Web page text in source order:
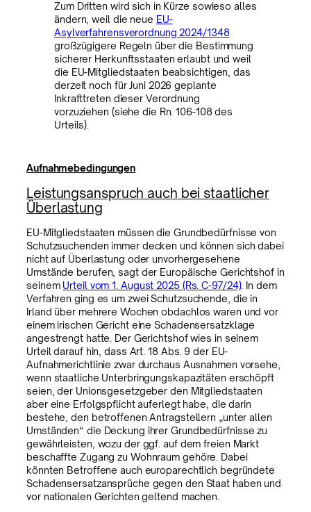
Zum Dritten wird sich in Kürze sowieso alles
ändern, weil die neue EU-
Asylverfahrensverordnung 2024/1348
großzügigere Regeln über die Bestimmung
sicherer Herkunftsstaaten erlaubt und weil
die EU-Mitgliedstaaten beabsichtigen, das
derzeit noch für Juni 2026 geplante
Inkrafttreten dieser Verordnung
vorzuziehen (siehe die Rn. 106-108 des
Urteils).
Aufnahmebedingungen
Leistungsanspruch auch bei staatlicher
Überlastung
EU-Mitgliedstaaten müssen die Grundbedürfnisse von
Schutzsuchenden immer decken und können sich dabei
nicht auf Überlastung oder unvorhergesehene
Umstände berufen, sagt der Europäische Gerichtshof in
seinem Urteil vom 1. August 2025 (Rs. C-97/24). In dem
Verfahren ging es um zwei Schutzsuchende, die in
Irland über mehrere Wochen obdachlos waren und vor
einem irischen Gericht eine Schadensersatzklage
angestrengt hatte. Der Gerichtshof wies in seinem
Urteil darauf hin, dass Art. 18 Abs. 9 der EU-
Aufnahmerichtlinie zwar durchaus Ausnahmen vorsehe,
wenn staatliche Unterbringungskapazitäten erschöpft
seien, der Unionsgesetzgeber den Mitgliedstaaten
aber eine Erfolgspflicht auferlegt habe, die darin
bestehe, den betroffenen Antragstellern „unter allen
Umständen“ die Deckung ihrer Grundbedürfnisse zu
gewährleisten, wozu der ggf. auf dem freien Markt
beschaffte Zugang zu Wohnraum gehöre. Dabei
könnten Betroffene auch europarechtlich begründete
Schadensersatzansprüche gegen den Staat haben und
vor nationalen Gerichten geltend machen.